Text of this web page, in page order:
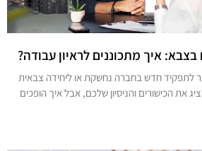
איך מתכוננים לראיון עבודה?
לתפקיד חדש בחברה נחשקת או ליחידה צבאית
את הכישורים והניסיון שלכם, אבל איך הופכים